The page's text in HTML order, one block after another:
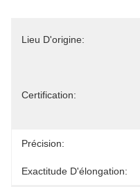
Lieu D'origine:
Certification:
Précision:
Exactitude D'élongation: